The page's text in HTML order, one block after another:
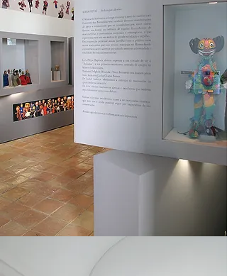
Follow me on Twitter